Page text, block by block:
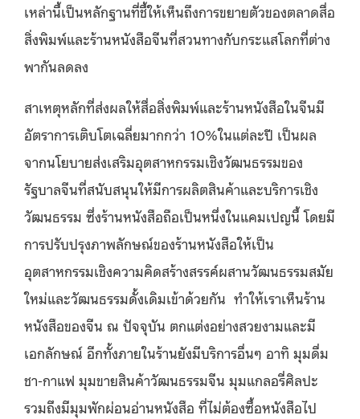
เหล่านี้เป็นหลักฐานที่ชี้ให้เห็นถึงการขยายตัวของตลาดสื่อ
สิ่งพิมพ์และร้านหนังสือจีนที่สวนทางกับกระแสโลกที่ต่าง
พากันลดลง
สาเหตุหลักที่ส่งผลให้สื่อสิ่งพิมพ์และร้านหนังสือในจีนมี
อัตราการเติบโตเฉลี่ยมากกว่า 10%ในแต่ละปี เป็นผล
จากนโยบายส่งเสริมอุตสาหกรรมเชิงวัฒนธรรมของ
รัฐบาลจีนที่สนับสนุนให้มีการผลิตสินค้าและบริการเชิง
วัฒนธรรม ซึ่งร้านหนังสือถือเป็นหนึ่งในแคมเปญนี้ โดยมี
การปรับปรุงภาพลักษณ์ของร้านหนังสือให้เป็น
อุตสาหกรรมเชิงความคิดสร้างสรรค์ผสานวัฒนธรรมสมัย
ใหม่และวัฒนธรรมดั้งเดิมเข้าด้วยกัน ทำให้เราเห็นร้าน
หนังสือของจีน ณ ปัจจุบัน ตกแต่งอย่างสวยงามและมี
เอกลักษณ์ อีกทั้งภายในร้านยังมีบริการอื่นๆ อาทิ มุมดื่ม
ชา-กาแฟ มุมขายสินค้าวัฒนธรรมจีน มุมแกลอรี่ศิลปะ
รวมถึงมีมุมพักผ่อนอ่านหนังสือ ที่ไม่ต้องซื้อหนังสือไป